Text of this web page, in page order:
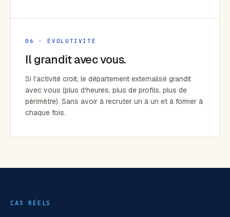
06 · ÉVOLUTIVITÉ
Il grandit avec vous.
Si l'activité croît, le département externalisé grandit
avec vous (plus d'heures, plus de profils, plus de
périmètre). Sans avoir à recruter un à un et à former à
chaque fois.
CAS RÉELS